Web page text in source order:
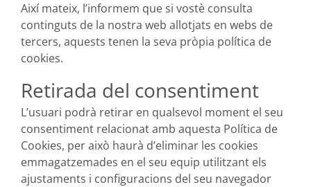
Així mateix, l’informem que si vostè consulta
continguts de la nostra web allotjats en webs de
tercers, aquests tenen la seva pròpia política de
cookies.
Retirada del consentiment
L’usuari podrà retirar en qualsevol moment el seu
consentiment relacionat amb aquesta Política de
Cookies, per això haurà d’eliminar les cookies
emmagatzemades en el seu equip utilitzant els
ajustaments i configuracions del seu navegador